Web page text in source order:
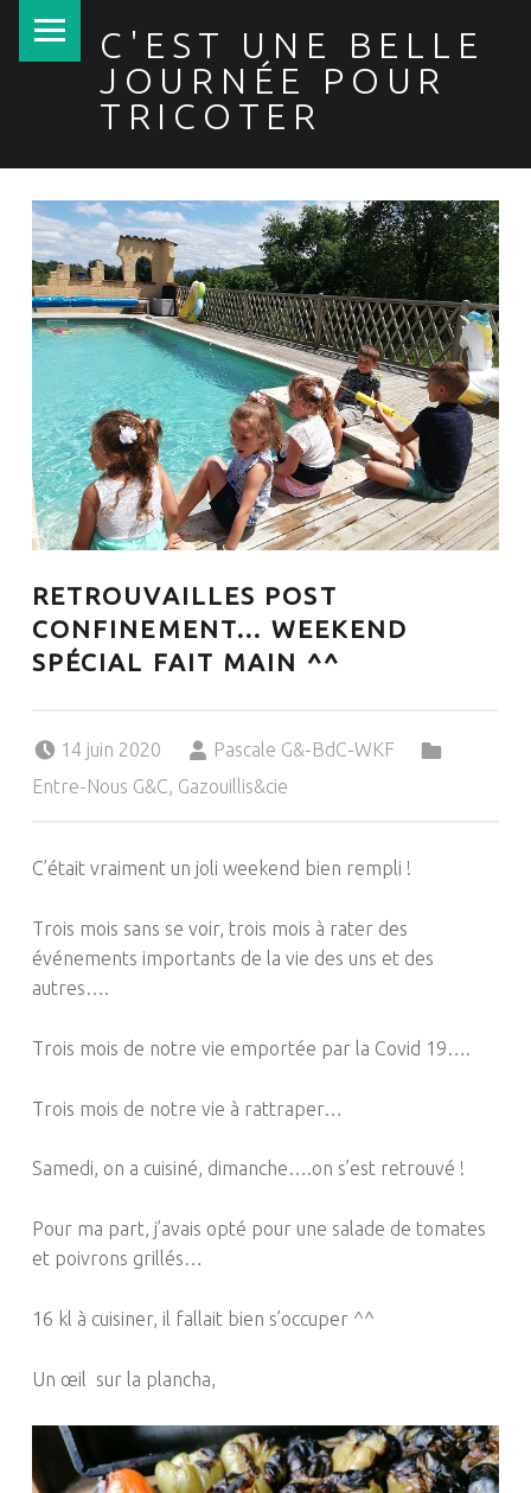
C'EST UNE BELLE
JOURNÉE POUR
TRICOTER
RETROUVAILLES POST
CONFINEMENT… WEEKEND
SPÉCIAL FAIT MAIN ^^
14 juin 2020
Pascale G&-BdC-WKF
Entre-Nous G&C, Gazouillis&cie
C’était vraiment un joli weekend bien rempli !
Trois mois sans se voir, trois mois à rater des
événements importants de la vie des uns et des
autres….
Trois mois de notre vie emportée par la Covid 19….
Trois mois de notre vie à rattraper…
Samedi, on a cuisiné, dimanche….on s’est retrouvé !
Pour ma part, j’avais opté pour une salade de tomates
et poivrons grillés…
16 kl à cuisiner, il fallait bien s’occuper ^^
Un œil sur la plancha,